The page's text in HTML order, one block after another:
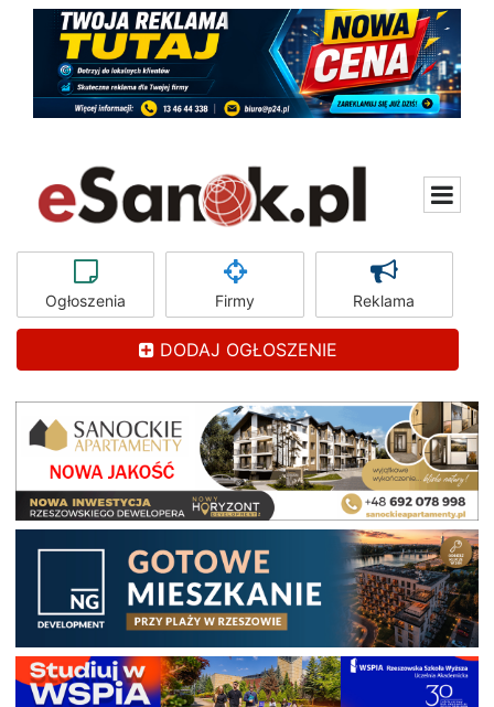
Ogłoszenia Firmy Reklama
DODAJ OGŁOSZENIE